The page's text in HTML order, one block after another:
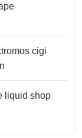
cigi
liquid shop